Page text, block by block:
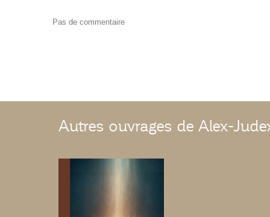
Pas de commentaire
Autres ouvrages de Alex-